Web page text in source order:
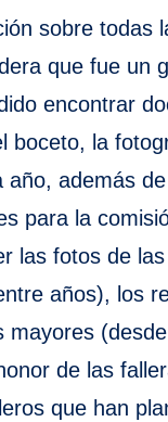
sobre todas
que fue un
encontrar
la
además
para la
las fotos de
años), los
de las
que han